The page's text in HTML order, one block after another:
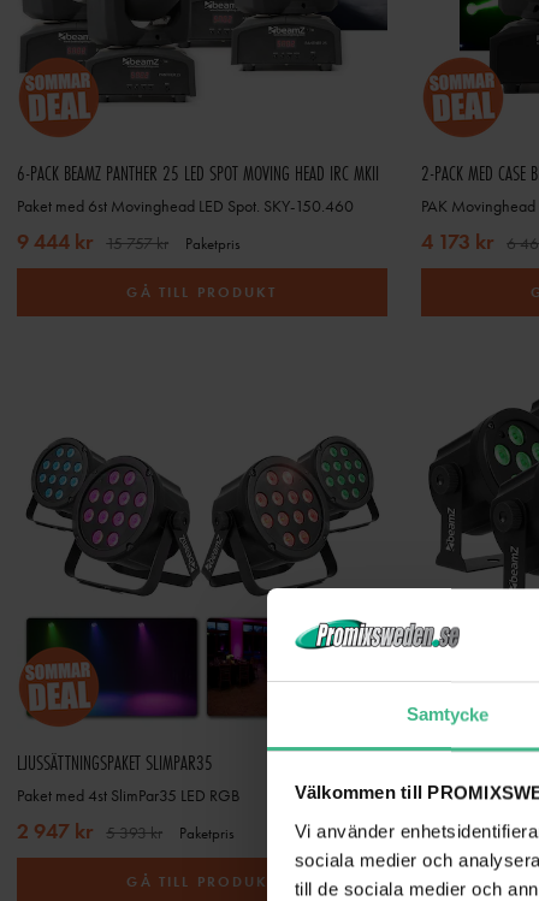
Samtycke
Välkommen till
Vi använder
sociala medier och
till de sociala medier och
6-PACK BEAMZ PANTHER 25 LED SPOT MOVING HEAD IRC MKII
Paket med 6st Movinghead LED Spot. SKY-150.460
9 444 kr 15 757 kr Paketpris
GÅ TILL PRODUKT
PAK Movinghead
4 173 kr 6
LJUSSÄTTNINGSPAKET SLIMPAR35
Paket med 4st SlimPar35 LED RGB
2 947 kr 5 393 kr Paketpris
GÅ TILL PRODUKT
Set med 4st LED
2 588 kr 3